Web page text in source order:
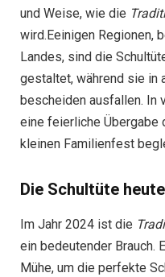
und Weise, wie die
wird.Eeinigen Regionen,
Landes, sind die
gestaltet, während sie in
bescheiden ausfallen. In
eine feierliche Übergabe
kleinen Familienfest
Die Schultüte
Im Jahr 2024 ist die
ein bedeutender Brauch.
Mühe, um die perfekte